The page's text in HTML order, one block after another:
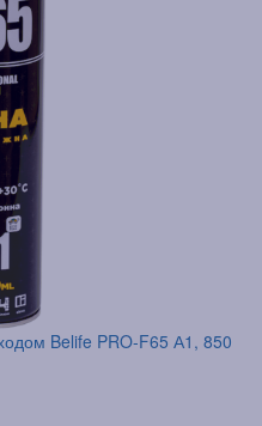
Belife PRO-F65 А1, 850